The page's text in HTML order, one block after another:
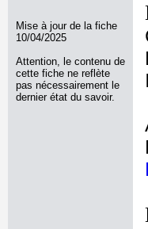
Mise à jour de la fiche
10/04/2025
Attention, le contenu de
cette fiche ne reflète
pas nécessairement le
dernier état du savoir.